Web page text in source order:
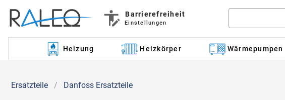
Barrierefreiheit
Einstellungen
Heizung Heizkörper Wärmepumpen
Ersatzteile / Danfoss Ersatzteile